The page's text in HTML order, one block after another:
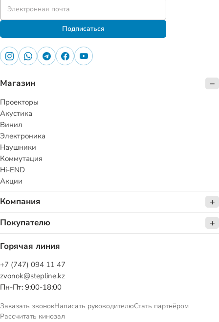
Подписаться
Магазин
Проекторы
Акустика
Винил
Электроника
Наушники
Коммутация
Hi-END
Акции
Компания
Покупателю
Горячая линия
+7 (747) 094 11 47
zvonok@stepline.kz
Пн-Пт: 9:00-18:00
Заказать звонокНаписать руководителюСтать партнёром
Рассчитать кинозал